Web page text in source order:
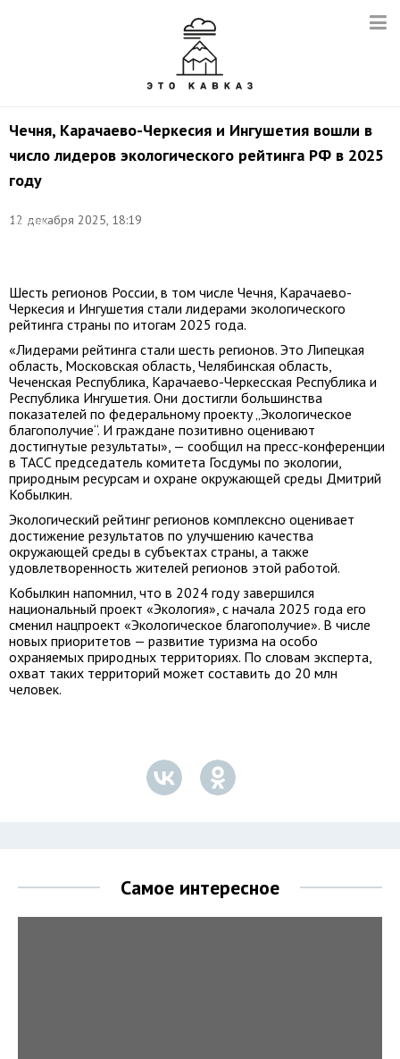
Чечня, Карачаево-Черкесия и Ингушетия вошли в
число лидеров экологического рейтинга РФ в 2025
году
12 декабря 2025, 18:19
Фото:
соцсети
Шесть регионов России, в том числе Чечня, Карачаево-
Черкесия и Ингушетия стали лидерами экологического
рейтинга страны по итогам 2025 года.
«Лидерами рейтинга стали шесть регионов. Это Липецкая
область, Московская область, Челябинская область,
Чеченская Республика, Карачаево-Черкесская Республика и
Республика Ингушетия. Они достигли большинства
показателей по федеральному проекту „Экологическое
благополучие“. И граждане позитивно оценивают
достигнутые результаты», — сообщил на пресс-конференции
в ТАСС председатель комитета Госдумы по экологии,
природным ресурсам и охране окружающей среды Дмитрий
Кобылкин.
Экологический рейтинг регионов комплексно оценивает
достижение результатов по улучшению качества
окружающей среды в субъектах страны, а также
удовлетворенность жителей регионов этой работой.
Кобылкин напомнил, что в 2024 году завершился
национальный проект «Экология», с начала 2025 года его
сменил нацпроект «Экологическое благополучие». В числе
новых приоритетов — развитие туризма на особо
охраняемых природных территориях. По словам эксперта,
охват таких территорий может составить до 20 млн
человек.
Самое интересное